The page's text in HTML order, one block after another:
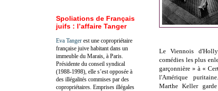
Le Viennois
comédies les plus
garçonnière » à «
l'Amérique
Marthe Keller
Spoliations de Français
juifs : l’affaire Tanger
Eva Tanger est une copropriétaire
française juive habitant dans un
immeuble du Marais, à Paris.
Présidente du conseil syndical
(1988-1998), elle s’est opposée à
des illégalités commises par des
copropriétaires. Emprises illégales